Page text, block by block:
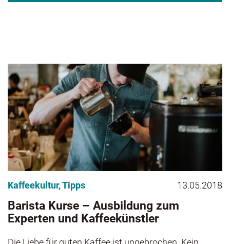
Kaffeekultur,Tipps 13.05.2018
Barista Kurse – Ausbildung zum
Experten und Kaffeekünstler